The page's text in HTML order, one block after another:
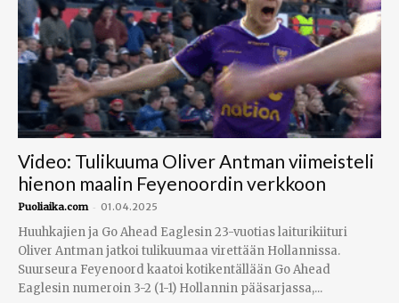
Video: Tulikuuma Oliver Antman viimeisteli
hienon maalin Feyenoordin verkkoon
Puoliaika.com - 01.04.2025
Huuhkajien ja Go Ahead Eaglesin 23-vuotias laiturikiituri
Oliver Antman jatkoi tulikuumaa virettään Hollannissa.
Suurseura Feyenoord kaatoi kotikentällään Go Ahead
Eaglesin numeroin 3-2 (1-1) Hollannin pääsarjassa,...